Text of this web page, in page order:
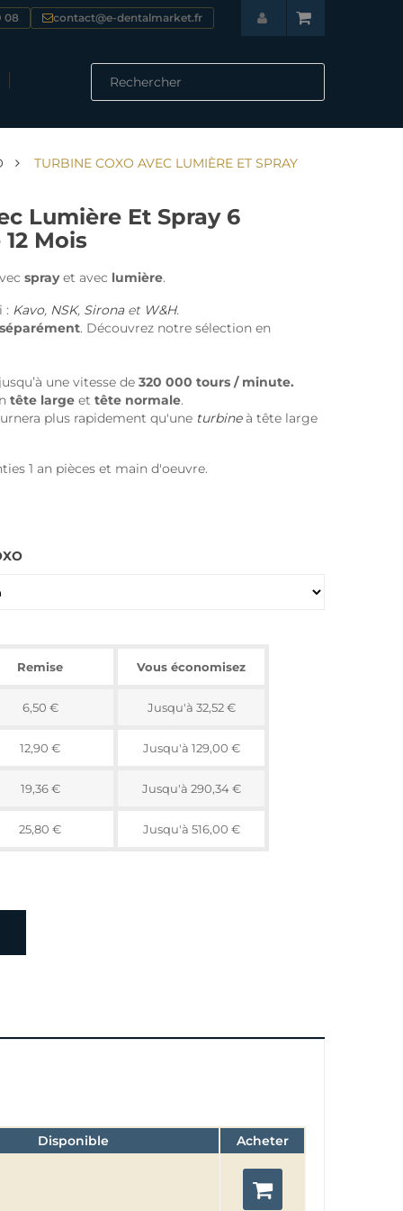
08 contact@e-dentalmarket.fr
TURBINE COXO AVEC LUMIÈRE ET SPRAY
Lumière Et Spray 6
Mois
sprayet avec lumière.
: Kavo, NSK, Sironaet W&H.
. Découvrez notre sélection en
une vitesse de 320 000 tours / minute.
tête large et tête normale.
plus rapidement qu'une turbineà tête large
1 an pièces et main d'oeuvre.
Remise Vous économisez
6,50 € Jusqu'à 32,52 €
12,90 € Jusqu'à 129,00 €
19,36 € Jusqu'à 290,34 €
25,80 € Jusqu'à 516,00 €
Disponible Acheter